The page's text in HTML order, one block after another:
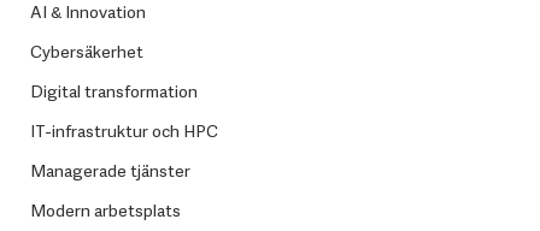
AI & Innovation
Cybersäkerhet
Digital transformation
IT-infrastruktur och HPC
Managerade tjänster
Modern arbetsplats